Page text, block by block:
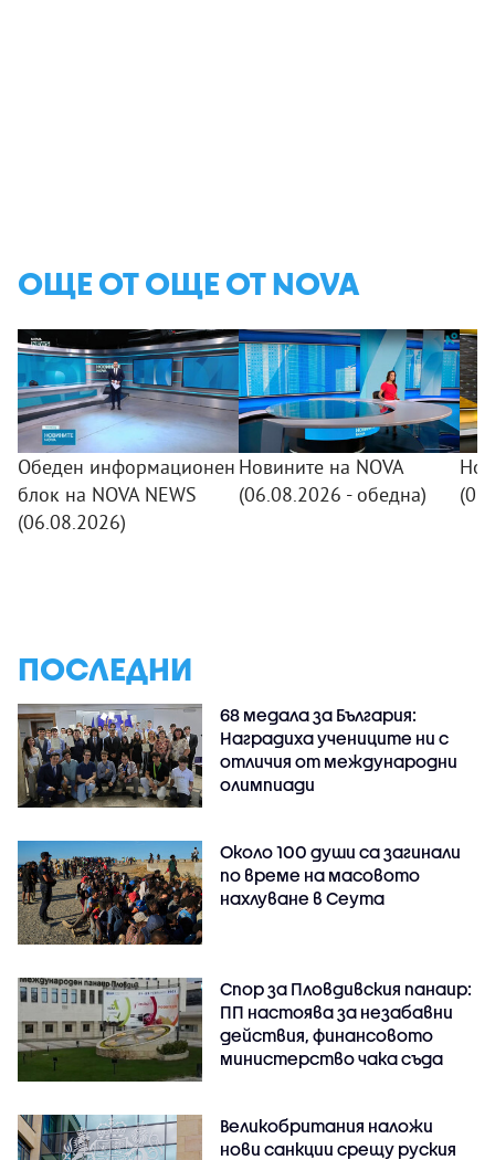
ОЩЕ ОТ ОЩЕ ОТ NOVA
Обеден информационен
блок на NOVA NEWS
(06.08.2026)
Новините на NOVA
(06.08.2026 - обедна)
ПОСЛЕДНИ
68 медала за България:
Наградиха учениците ни с
отличия от международни
олимпиади
Около 100 души са загинали
по време на масовото
нахлуване в Сеута
Спор за Пловдивския панаир:
ПП настоява за незабавни
действия, финансовото
министерство чака съда
Великобритания наложи
нови санкции срещу руския